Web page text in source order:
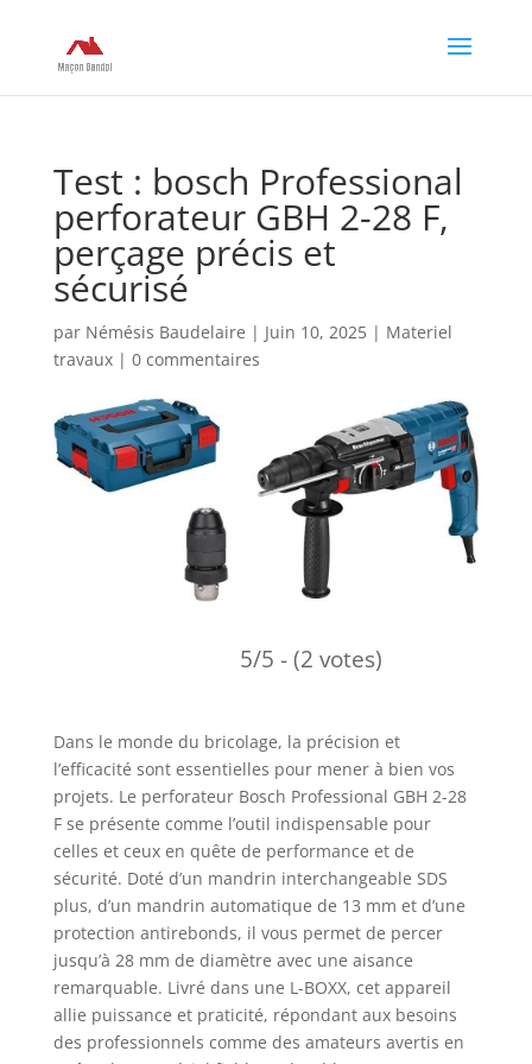
Test : bosch Professional
perforateur GBH 2-28 F,
perçage précis et
sécurisé
par Némésis Baudelaire | Juin 10, 2025| Materiel
travaux| 0 commentaires
5/5 - (2 votes)
Dans le monde du bricolage, la précision et
l’efficacité sont essentielles pour mener à bien vos
projets. Le perforateur Bosch Professional GBH 2-28
F se présente comme l’outil indispensable pour
celles et ceux en quête de performance et de
sécurité. Doté d’un mandrin interchangeable SDS
plus, d’un mandrin automatique de 13 mm et d’une
protection antirebonds, il vous permet de percer
jusqu’à 28 mm de diamètre avec une aisance
remarquable. Livré dans une L-BOXX, cet appareil
allie puissance et praticité, répondant aux besoins
des professionnels comme des amateurs avertis en